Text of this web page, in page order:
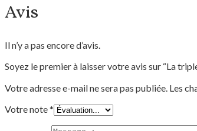
Avis
Il n’y a pas encore d’avis.
Soyez le premier à laisser votre avis sur “La
Votre adresse e-mail ne sera pas publiée. Les
Votre note*